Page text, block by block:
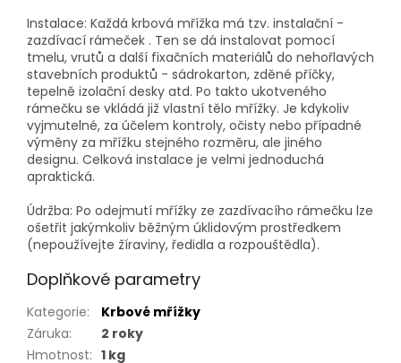
Instalace: Každá krbová mřížka má tzv. instalační -
zazdívací rámeček . Ten se dá instalovat pomocí
tmelu, vrutů a další fixačních materiálů do nehořlavých
stavebních produktů - sádrokarton, zděné příčky,
tepelně izolační desky atd. Po takto ukotveného
rámečku se vkládá již vlastní tělo mřížky. Je kdykoliv
vyjmutelné, za účelem kontroly, očisty nebo případné
výměny za mřížku stejného rozměru, ale jiného
designu. Celková instalace je velmi jednoduchá
apraktická.
Údržba: Po odejmutí mřížky ze zazdívacího rámečku lze
ošetřit jakýmkoliv běžným úklidovým prostředkem
(nepoužívejte žíraviny, ředidla a rozpouštědla).
Doplňkové parametry
Kategorie:
Krbové mřížky
Záruka:
2 roky
Hmotnost: 1 kg